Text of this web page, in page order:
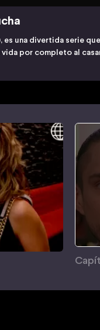
es una divertida serie
vida por completo al